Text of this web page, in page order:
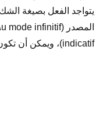
indicatif)، ويمكن أن تكون جملة الأمر فعلية أو جملة اسمية.